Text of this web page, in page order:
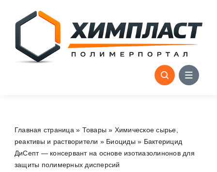
content
Главная страница » Товары » Химическое сырье,
реактивы и растворители » Биоциды » Бактерицид
ДиСепт — консервант на основе изотиазолинонов для
защиты полимерных дисперсий